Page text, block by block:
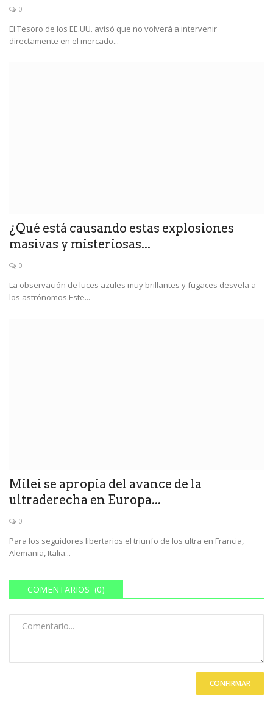
0
El Tesoro de los EE.UU. avisó que no volverá a intervenir
directamente en el mercado...
¿Qué está causando estas explosiones
masivas y misteriosas...
0
La observación de luces azules muy brillantes y fugaces desvela a
los astrónomos.Este...
Milei se apropia del avance de la
ultraderecha en Europa...
0
Para los seguidores libertarios el triunfo de los ultra en Francia,
Alemania, Italia...
COMENTARIOS (0)
CONFIRMAR